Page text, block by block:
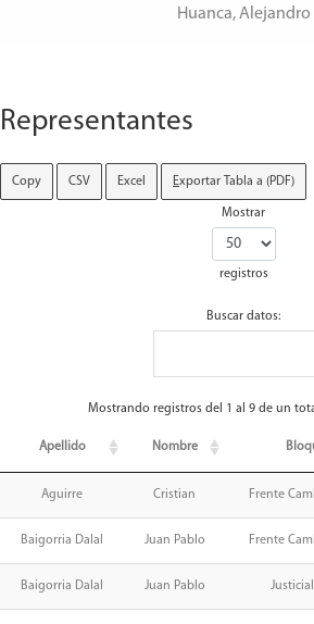
Huanca, Alejandro
Representantes
Copy CSV Excel Exportar Tabla a (PDF)
Mostrar
registros
Buscar datos:
Mostrando registros del 1 al 9 de un
Apellido Nombre
Aguirre Cristian Frente
Baigorria Dalal Juan Pablo Frente
Baigorria Dalal Juan Pablo